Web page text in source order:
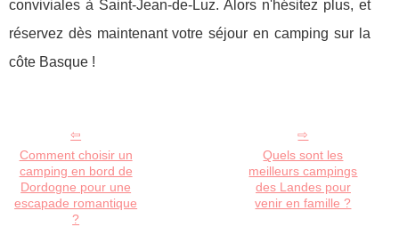
conviviales à Saint-Jean-de-Luz. Alors n'hésitez plus, et
réservez dès maintenant votre séjour en camping sur la
côte Basque !
Comment choisir un
camping en bord de
Dordogne pour une
escapade romantique
?
Quels sont les
meilleurs campings
des Landes pour
venir en famille ?